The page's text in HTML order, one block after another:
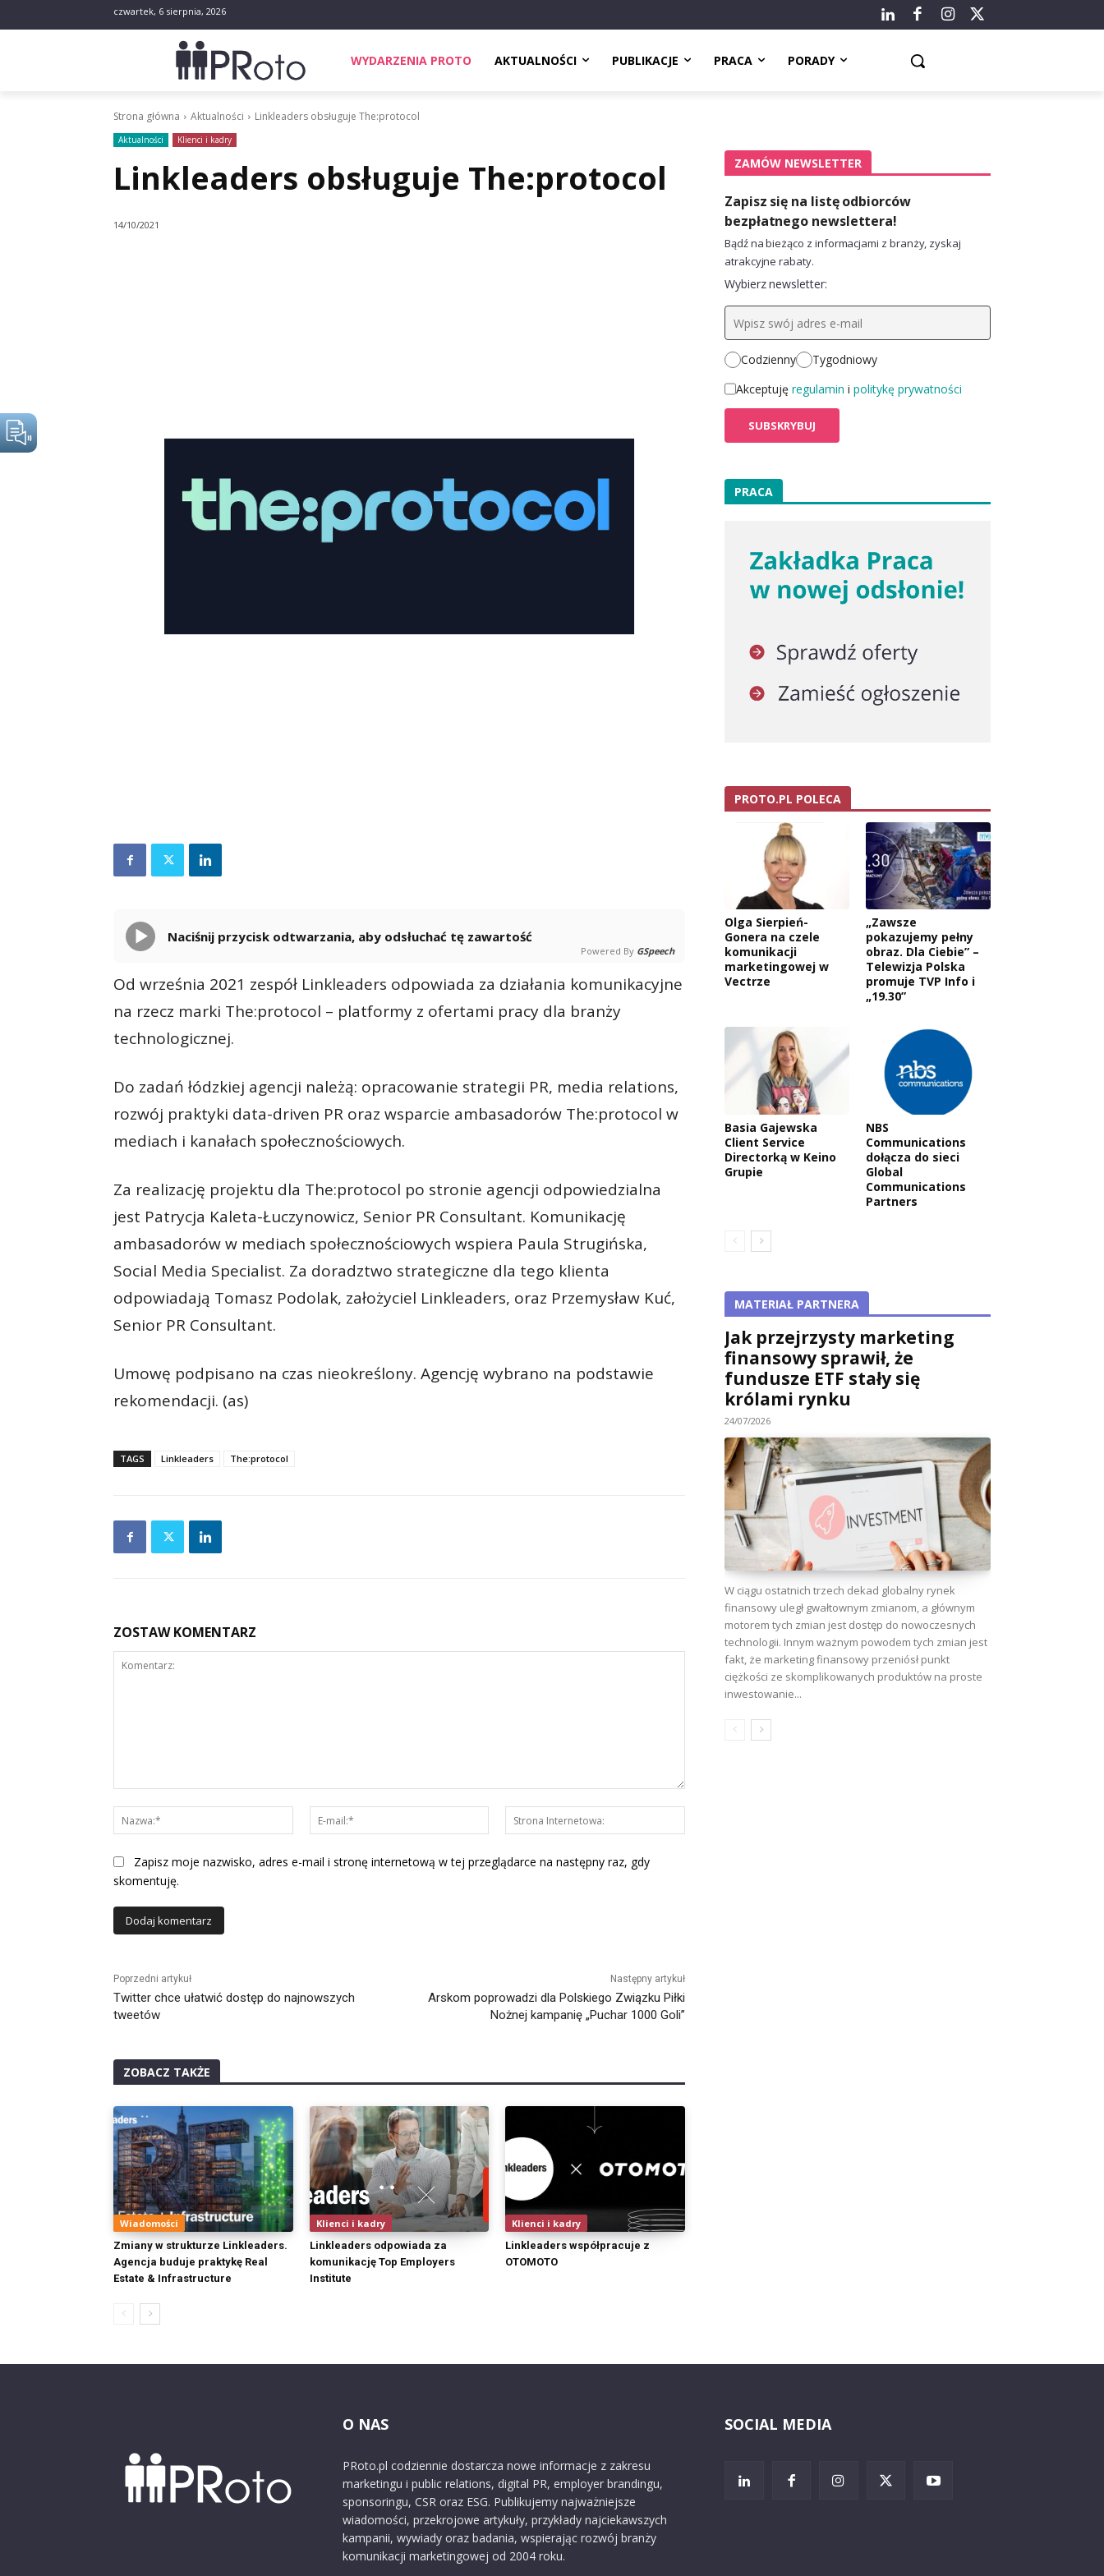
czwartek, 6 sierpnia, 2026
WYDARZENIA PROTO AKTUALNOŚCI PUBLIKACJE PRACA PORADY
Strona główna Aktualności Linkleaders obsługuje The:protocol
Aktualności Klienci i kadry
Linkleaders obsługuje The:protocol
14/10/2021
Naciśnij przycisk odtwarzania, aby odsłuchać tę zawartość
Powered By GSpeech
Od września 2021 zespół Linkleaders odpowiada za działania komunikacyjne
na rzecz marki The:protocol – platformy z ofertami pracy dla branży
technologicznej.
Do zadań łódzkiej agencji należą: opracowanie strategii PR, media relations,
rozwój praktyki data-driven PR oraz wsparcie ambasadorów The:protocol w
mediach i kanałach społecznościowych.
Za realizację projektu dla The:protocol po stronie agencji odpowiedzialna
jest Patrycja Kaleta-Łuczynowicz, Senior PR Consultant. Komunikację
ambasadorów w mediach społecznościowych wspiera Paula Strugińska,
Social Media Specialist. Za doradztwo strategiczne dla tego klienta
odpowiadają Tomasz Podolak, założyciel Linkleaders, oraz Przemysław Kuć,
Senior PR Consultant.
Umowę podpisano na czas nieokreślony. Agencję wybrano na podstawie
rekomendacji. (as)
TAGS Linkleaders The:protocol
ZOSTAW KOMENTARZ
Nazwa:*
mail:*
Internetowa:
Zapisz moje nazwisko, adres e-mail i stronę internetową w tej przeglądarce na następny raz, gdy
skomentuję.
Poprzedni artykuł
Twitter chce ułatwić dostęp do najnowszych
tweetów
Następny artykuł
Arskom poprowadzi dla Polskiego Związku Piłki
Nożnej kampanię „Puchar 1000 Goli”
ZOBACZ TAKŻE
Wiadomości
Zmiany w strukturze Linkleaders.
Agencja buduje praktykę Real
Estate & Infrastructure
Klienci i kadry
Linkleaders odpowiada za
komunikację Top Employers
Institute
Klienci i kadry
Linkleaders współpracuje z
OTOMOTO
ZAMÓW NEWSLETTER
Zapisz się na listę odbiorców
bezpłatnego newslettera!
Bądź na bieżąco z informacjami z branży, zyskaj
atrakcyjne rabaty.
Wybierz newsletter:
Codzienny
Tygodniowy
Akceptuję regulamin i politykę prywatności
PRACA
PROTO.PL POLECA
Olga Sierpień-
Gonera na czele
komunikacji
marketingowej w
Vectrze
„Zawsze
pokazujemy pełny
obraz. Dla Ciebie” –
Telewizja Polska
promuje TVP Info i
„19.30”
Basia Gajewska
Client Service
Directorką w Keino
Grupie
NBS
Communications
dołącza do sieci
Global
Communications
Partners
MATERIAŁ PARTNERA
Jak przejrzysty marketing
finansowy sprawił, że
fundusze ETF stały się
królami rynku
24/07/2026
W ciągu ostatnich trzech dekad globalny rynek
finansowy uległ gwałtownym zmianom, a głównym
motorem tych zmian jest dostęp do nowoczesnych
technologii. Innym ważnym powodem tych zmian jest
fakt, że marketing finansowy przeniósł punkt
ciężkości ze skomplikowanych produktów na proste
inwestowanie...
O NAS
PRoto.pl codziennie dostarcza nowe informacje z zakresu
marketingu i public relations, digital PR, employer brandingu,
sponsoringu, CSR oraz ESG. Publikujemy najważniejsze
wiadomości, przekrojowe artykuły, przykłady najciekawszych
kampanii, wywiady oraz badania, wspierając rozwój branży
komunikacji marketingowej od 2004 roku.
SOCIAL MEDIA